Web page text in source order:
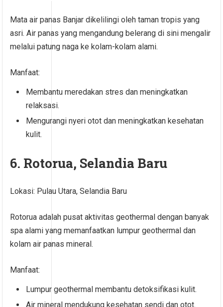
Mata air panas Banjar dikelilingi oleh taman tropis yang
asri. Air panas yang mengandung belerang di sini mengalir
melalui patung naga ke kolam-kolam alami.
Manfaat:
Membantu meredakan stres dan meningkatkan
relaksasi.
Mengurangi nyeri otot dan meningkatkan kesehatan
kulit.
6. Rotorua, Selandia Baru
Lokasi: Pulau Utara, Selandia Baru
Rotorua adalah pusat aktivitas geothermal dengan banyak
spa alami yang memanfaatkan lumpur geothermal dan
kolam air panas mineral.
Manfaat:
Lumpur geothermal membantu detoksifikasi kulit.
Air mineral mendukung kesehatan sendi dan otot.